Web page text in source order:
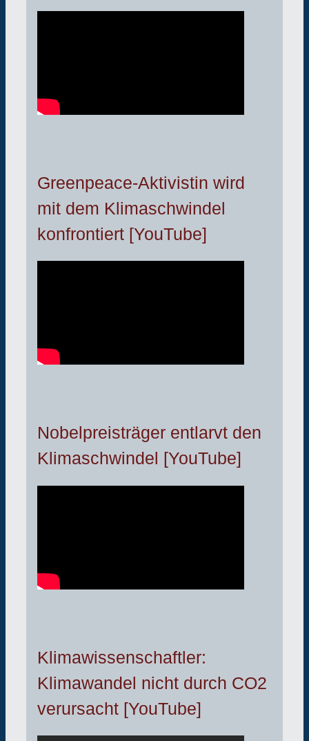
Greenpeace-Aktivistin wird
mit dem Klimaschwindel
konfrontiert [YouTube]
Nobelpreisträger entlarvt den
Klimaschwindel [YouTube]
Klimawissenschaftler:
Klimawandel nicht durch CO2
verursacht [YouTube]